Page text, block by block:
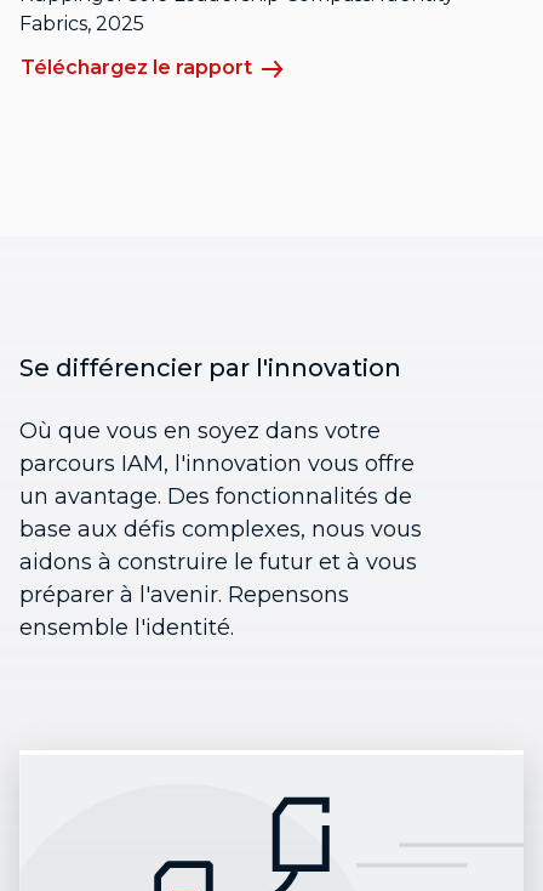
Fabrics, 2025
Téléchargez le rapport
Se différencier par l'innovation
Où que vous en soyez dans votre
parcours IAM, l'innovation vous offre
un avantage. Des fonctionnalités de
base aux défis complexes, nous vous
aidons à construire le futur et à vous
préparer à l'avenir. Repensons
ensemble l'identité.